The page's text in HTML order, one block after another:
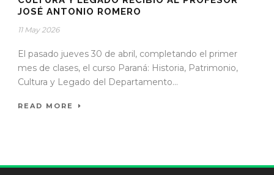
JOSÉ ANTONIO ROMERO
11 May 2026
El pasado jueves 30 de abril, completando el primer
mes de clases, el curso Paraná: Historia, Patrimonio,
Cultura y Legado del Departamento...
READ MORE